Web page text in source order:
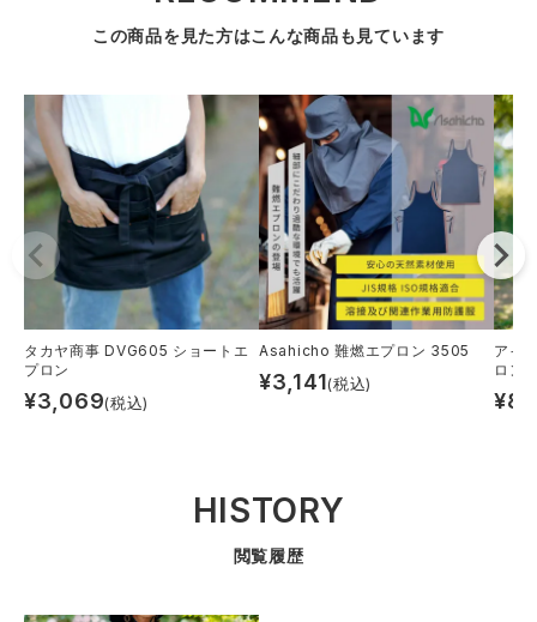
この商品を見た方はこんな商品も見ています
タカヤ商事 DVG605 ショートエ
プロン
¥3,069(税込)
Asahicho 難燃エプロン 3505
¥3,141(税込)
アイ
ロン
¥
HISTORY
閲覧履歴